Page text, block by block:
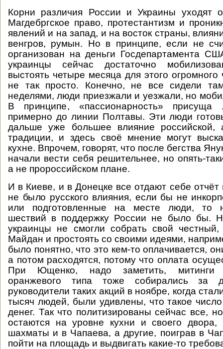
Корни различия России и Украины уходят
Магдебргское право, протестантизм и
явлений и на запад, и на восток страны,
венгров, румын. Но в принципе, если не
организован на деньги Госдепартамента
украинцы сейчас достаточно
выстоять четыре месяца для этого
не так просто. Конечно, не все сидели
неделями, люди приезжали и уезжали, но
В принципе, «пассионарность»
примерно до линии Полтавы. Эти люди
дальше уже большее влияние российской,
традиции, и здесь своё мнение могут
кухне. Впрочем, говорят, что после бегства
начали вести себя решительнее, но опять-
а не пророссийском плане.
И в Киеве, и в Донецке все отдают себе
не было русского влияния, если бы не
или подготовленные на месте люди, то
шествий в поддержку России не было бы.
украинцы не смогли собрать свой
Майдан и простоять со своими идеями,
было понятно, что это кем-то оплачивается,
а потом расходятся, потому что оплата
При Ющенко, надо заметить, митинги
оранжевого типа тоже собирались за
руководители таких акций в ноябре, когда
тысяч людей, были удивлены, что такое
денег. Так что политизированы сейчас все,
остаются на уровне кухни и своего
шахматы и в Чапаева, а другие, поиграв в
пойти на площадь и выдвигать какие-то